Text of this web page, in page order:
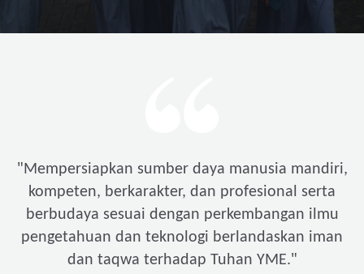
"Mempersiapkan sumber daya manusia mandiri,
kompeten, berkarakter, dan profesional serta
berbudaya sesuai dengan perkembangan ilmu
pengetahuan dan teknologi berlandaskan iman
dan taqwa terhadap Tuhan YME."